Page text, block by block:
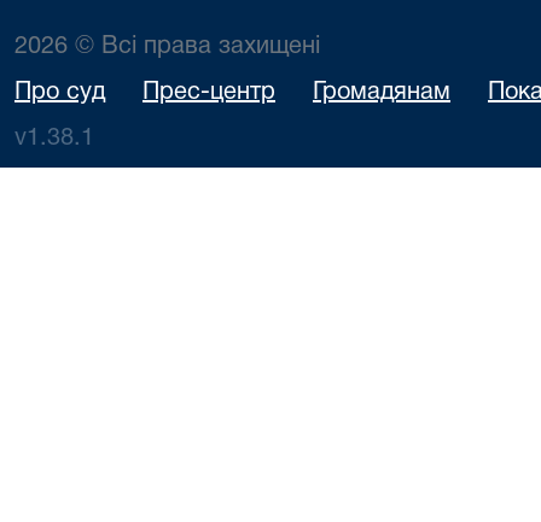
2026 © Всі права захищені
Про суд Прес-центр Громадянам
v1.38.1